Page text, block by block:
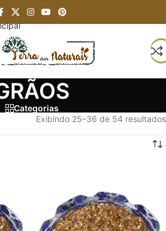
Categorias
Exibindo 25–36 de 54 resultados